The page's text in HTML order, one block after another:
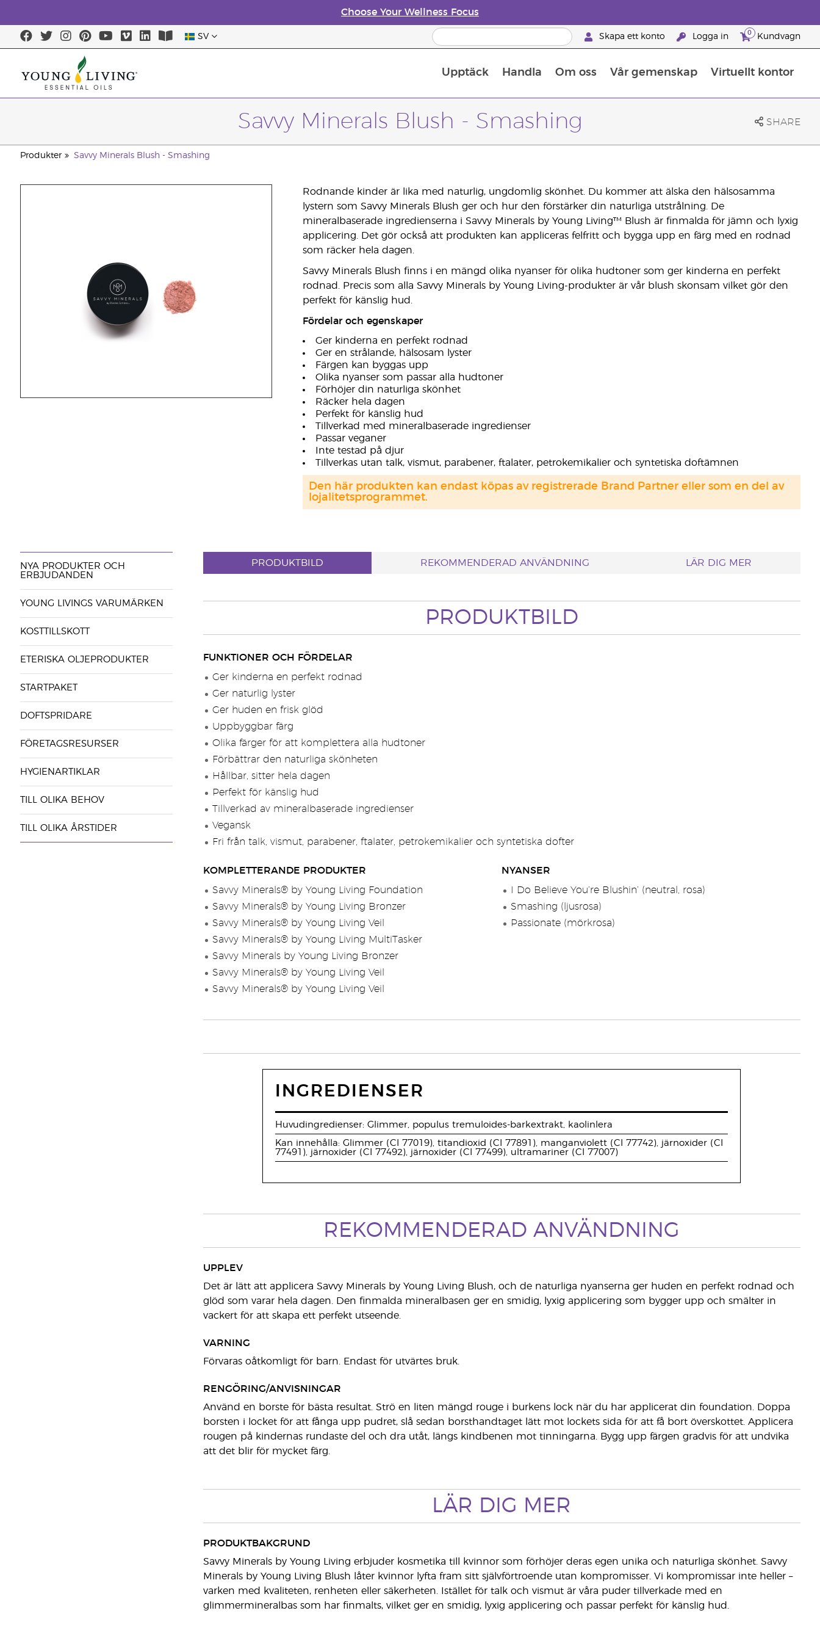
Choose Your Wellness Focus
SV Skapa ett konto Logga in 0 Kundvagn
Upptäck Handla Om oss Vår gemenskap Virtuellt kontor
Savvy Minerals Blush - Smashing SHARE
Produkter Savvy Minerals Blush - Smashing
Rodnande kinder är lika med naturlig, ungdomlig skönhet. Du kommer att älska den hälsosamma
lystern som Savvy Minerals Blush ger och hur den förstärker din naturliga utstrålning. De
mineralbaserade ingredienserna i Savvy Minerals by Young Living™ Blush är finmalda för jämn och lyxig
applicering. Det gör också att produkten kan appliceras felfritt och bygga upp en färg med en rodnad
som räcker hela dagen.
Savvy Minerals Blush finns i en mängd olika nyanser för olika hudtoner som ger kinderna en perfekt
rodnad. Precis som alla Savvy Minerals by Young Living-produkter är vår blush skonsam vilket gör den
perfekt för känslig hud.
Fördelar och egenskaper
Ger kinderna en perfekt rodnad
Ger en strålande, hälsosam lyster
Färgen kan byggas upp
Olika nyanser som passar alla hudtoner
Förhöjer din naturliga skönhet
Räcker hela dagen
Perfekt för känslig hud
Tillverkad med mineralbaserade ingredienser
Passar veganer
Inte testad på djur
Tillverkas utan talk, vismut, parabener, ftalater, petrokemikalier och syntetiska doftämnen
Den här produkten kan endast köpas av registrerade Brand Partner eller som en del av
lojalitetsprogrammet.
NYA PRODUKTER OCH
ERBJUDANDEN
YOUNG LIVINGS VARUMÄRKEN
KOSTTILLSKOTT
ETERISKA OLJEPRODUKTER
STARTPAKET
DOFTSPRIDARE
FÖRETAGSRESURSER
HYGIENARTIKLAR
TILL OLIKA BEHOV
TILL OLIKA ÅRSTIDER
PRODUKTBILD REKOMMENDERAD ANVÄNDNING LÄR DIG MER
PRODUKTBILD
FUNKTIONER OCH FÖRDELAR
Ger kinderna en perfekt rodnad
Ger naturlig lyster
Ger huden en frisk glöd
Uppbyggbar färg
Olika färger för att komplettera alla hudtoner
Förbättrar den naturliga skönheten
Hållbar, sitter hela dagen
Perfekt för känslig hud
Tillverkad av mineralbaserade ingredienser
Vegansk
Fri från talk, vismut, parabener, ftalater, petrokemikalier och syntetiska dofter
KOMPLETTERANDE PRODUKTER
Savvy Minerals® by Young Living Foundation
Savvy Minerals® by Young Living Bronzer
Savvy Minerals® by Young Living Veil
Savvy Minerals® by Young Living MultiTasker
Savvy Minerals by Young Living Bronzer
Savvy Minerals® by Young Living Veil
Savvy Minerals® by Young Living Veil
NYANSER
I Do Believe You’re Blushin’ (neutral, rosa)
Smashing (ljusrosa)
Passionate (mörkrosa)
INGREDIENSER
Huvudingredienser: Glimmer, populus tremuloides-barkextrakt, kaolinlera
Kan innehålla: Glimmer (CI 77019), titandioxid (CI 77891), manganviolett (CI 77742), järnoxider (CI
77491), järnoxider (CI 77492), järnoxider (CI 77499), ultramariner (CI 77007)
REKOMMENDERAD ANVÄNDNING
UPPLEV
Det är lätt att applicera Savvy Minerals by Young Living Blush, och de naturliga nyanserna ger huden en perfekt rodnad och
glöd som varar hela dagen. Den finmalda mineralbasen ger en smidig, lyxig applicering som bygger upp och smälter in
vackert för att skapa ett perfekt utseende.
VARNING
Förvaras oåtkomligt för barn. Endast för utvärtes bruk.
RENGÖRING/ANVISNINGAR
Använd en borste för bästa resultat. Strö en liten mängd rouge i burkens lock när du har applicerat din foundation. Doppa
borsten i locket för att fånga upp pudret, slå sedan borsthandtaget lätt mot lockets sida för att få bort överskottet. Applicera
rougen på kindernas rundaste del och dra utåt, längs kindbenen mot tinningarna. Bygg upp färgen gradvis för att undvika
att det blir för mycket färg.
LÄR DIG MER
PRODUKTBAKGRUND
Savvy Minerals by Young Living erbjuder kosmetika till kvinnor som förhöjer deras egen unika och naturliga skönhet. Savvy
Minerals by Young Living Blush låter kvinnor lyfta fram sitt självförtroende utan kompromisser. Vi kompromissar inte heller –
varken med kvaliteten, renheten eller säkerheten. Istället för talk och vismut är våra puder tillverkade med en
glimmermineralbas som har finmalts, vilket ger en smidig, lyxig applicering och passar perfekt för känslig hud.